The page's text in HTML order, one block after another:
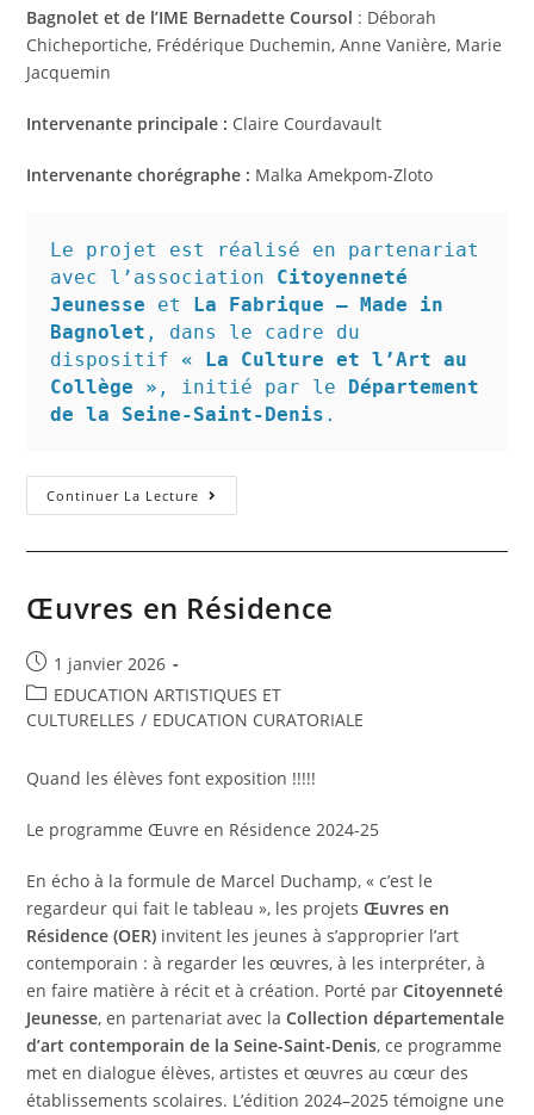
Bagnolet et de l’IME Bernadette Coursol : Déborah
Chicheportiche, Frédérique Duchemin, Anne Vanière, Marie
Jacquemin
Intervenante principale : Claire Courdavault
Intervenante chorégraphe : Malka Amekpom-Zloto
Le projet est réalisé en partenariat
avec l’association Citoyenneté
Jeunesse et
La Fabrique – Made in
Bagnolet , dans le cadre du
dispositif « La Culture et l’Art au
Collège » , initié par le
Département
de la Seine-Saint-Denis .
Continuer La Lecture
Œuvres en Résidence
1 janvier 2026
EDUCATION ARTISTIQUES ET
CULTURELLES / EDUCATION CURATORIALE
Quand les élèves font exposition !!!!!
Le programme Œuvre en Résidence 2024-25
En écho à la formule de Marcel Duchamp, « c’est le
regardeur qui fait le tableau », les projetsŒuvres en
Résidence (OER) invitent les jeunes à s’approprier l’art
contemporain : à regarder les œuvres, à les interpréter, à
en faire matière à récit et à création. Porté parCitoyenneté
Jeunesse, en partenariat avec laCollection départementale
d’art contemporain de la Seine-Saint-Denis, ce programme
met en dialogue élèves, artistes et œuvres au cœur des
établissements scolaires. L’édition 2024–2025 témoigne une